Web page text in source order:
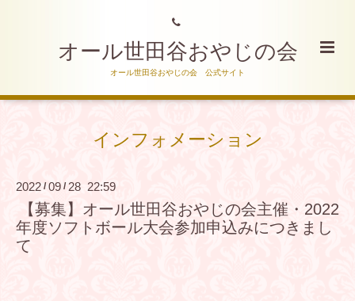
オール世田谷おやじの会
オール世田谷おやじの会 公式サイト
インフォメーション
2022 /09 / 28 22:59
【募集】オール世田谷おやじの会主催・2022
年度ソフトボール大会参加申込みにつきまし
て